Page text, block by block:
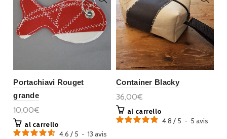
Portachiavi Rouget
grande
10,00€
al carrello
4.6 / 5 - 13avis
Container Blacky
36,00€
al carrello
4.8 / 5 - 5 avis